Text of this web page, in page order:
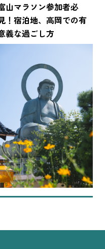
山マラソン参加者必
！宿泊地、高岡での有
義な過ごし方